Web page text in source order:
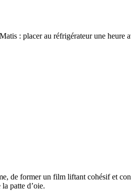
: placer au réfrigérateur une heure
de former un film liftant cohésif et
patte d’oie.